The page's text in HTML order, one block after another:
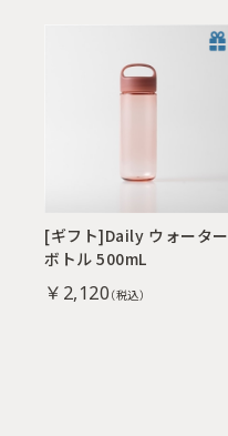
[ギフト]Daily ウォーター
ボトル 500mL
￥2,120